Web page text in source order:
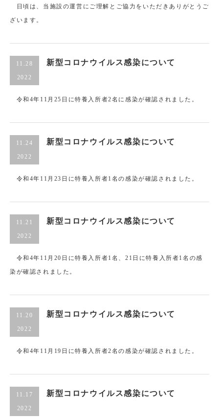
日頃は、当施設の運営にご理解とご協力をいただきありがとうご
ざいます。
11.28
2022
新型コロナウイルス感染について
令和4年11月25日に特養入所者2名に感染が確認されました。
11.24
2022
新型コロナウイルス感染について
令和4年11月23日に特養入所者1名の感染が確認されました。
11.21
2022
新型コロナウイルス感染について
令和4年11月20日に特養入所者1名、21日に特養入所者1名の感
染が確認されました。
11.20
2022
新型コロナウイルス感染について
令和4年11月19日に特養入所者2名の感染が確認されました。
11.17
2022
新型コロナウイルス感染について